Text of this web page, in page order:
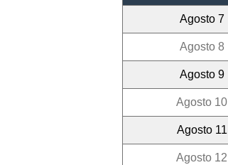
Agosto 7
Agosto 8
Agosto 9
Agosto 10
Agosto 11
Agosto 12